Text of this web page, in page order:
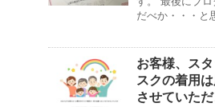
だべか・・・と
お客様、ス
スクの着用
させていた